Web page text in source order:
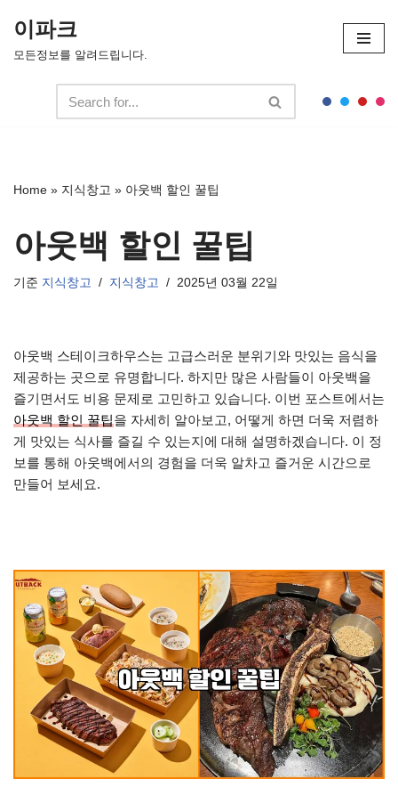
콘
기
이파크
모든정보를 알려드립니다.
Home » 지식창고 » 아웃백 할인 꿀팁
아웃백 할인 꿀팁
기준 지식창고 지식창고 2025년 03월 22일
아웃백 스테이크하우스는 고급스러운 분위기와 맛있는 음식을
제공하는 곳으로 유명합니다. 하지만 많은 사람들이 아웃백을
즐기면서도 비용 문제로 고민하고 있습니다. 이번 포스트에서는
아웃백 할인 꿀팁을 자세히 알아보고, 어떻게 하면 더욱 저렴하
게 맛있는 식사를 즐길 수 있는지에 대해 설명하겠습니다. 이 정
보를 통해 아웃백에서의 경험을 더욱 알차고 즐거운 시간으로
만들어 보세요.